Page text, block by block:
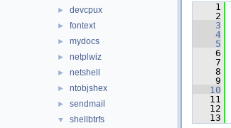
► devcpux
► fontext
► mydocs
► netplwiz
► netshell
► ntobjshex
► sendmail
▼ shellbtrfs
    1
    2
    3
    4
    5
    6
    7
    8
    9
   10
   11
   12
   13